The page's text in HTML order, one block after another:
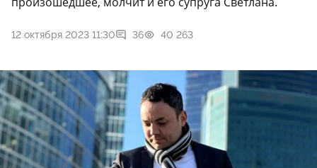
12 октября 2023 11:30 36 40 263